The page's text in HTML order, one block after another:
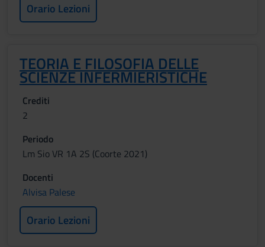
Orario Lezioni
TEORIA E FILOSOFIA DELLE
SCIENZE INFERMIERISTICHE
Crediti
2
Periodo
Lm Sio VR 1A 2S (Coorte 2021)
Docenti
Alvisa Palese
Orario Lezioni